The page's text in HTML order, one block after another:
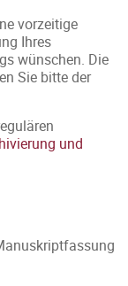
vorzeitige
Ihres
wünschen. Die
Sie bitte der
und